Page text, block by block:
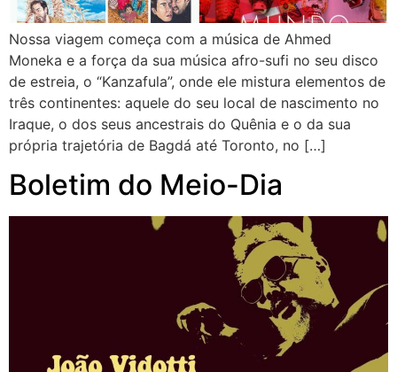
Nossa viagem começa com a música de Ahmed
Moneka e a força da sua música afro-sufi no seu disco
de estreia, o “Kanzafula”, onde ele mistura elementos de
três continentes: aquele do seu local de nascimento no
Iraque, o dos seus ancestrais do Quênia e o da sua
própria trajetória de Bagdá até Toronto, no […]
Boletim do Meio-Dia